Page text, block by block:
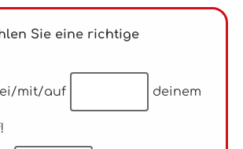
Sie eine richtige
mit/auf deinem